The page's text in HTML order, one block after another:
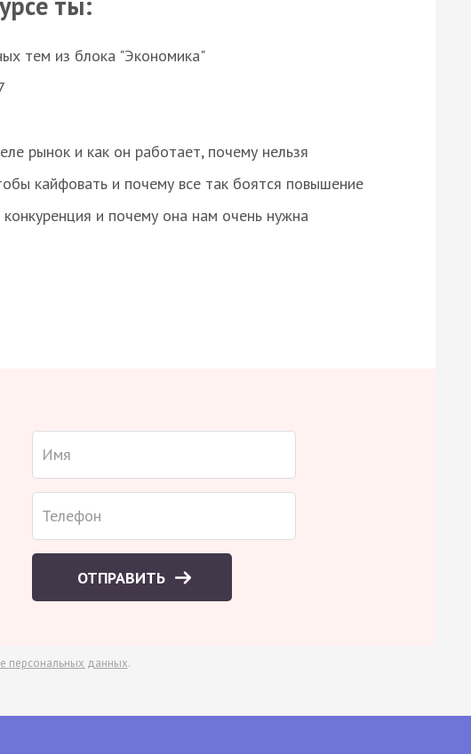
тем из блока "Экономика"
рынок и как он работает, почему нельзя
кайфовать и почему все так боятся повышение
и почему она нам очень нужна
ОТПРАВИТЬ
персональных данных.